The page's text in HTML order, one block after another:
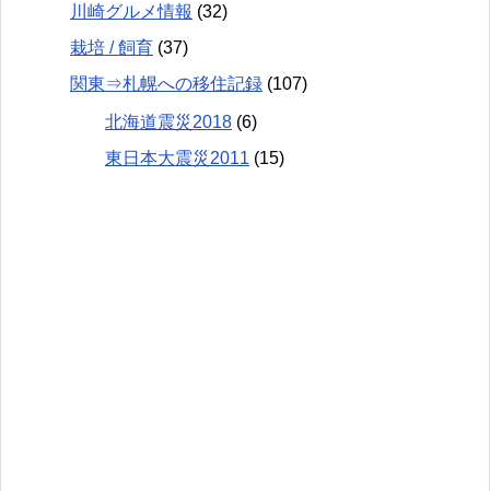
川崎グルメ情報 (32)
栽培 / 飼育 (37)
関東⇒札幌への移住記録 (107)
北海道震災2018 (6)
東日本大震災2011 (15)